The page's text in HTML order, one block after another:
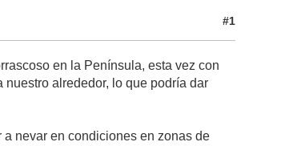
#1
en la Península, esta vez con
alrededor, lo que podría dar
nevar en condiciones en zonas de